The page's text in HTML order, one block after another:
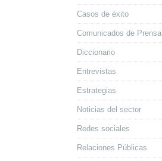
Casos de éxito
Comunicados de Prensa
Diccionario
Entrevistas
Estrategias
Noticias del sector
Redes sociales
Relaciones Públicas